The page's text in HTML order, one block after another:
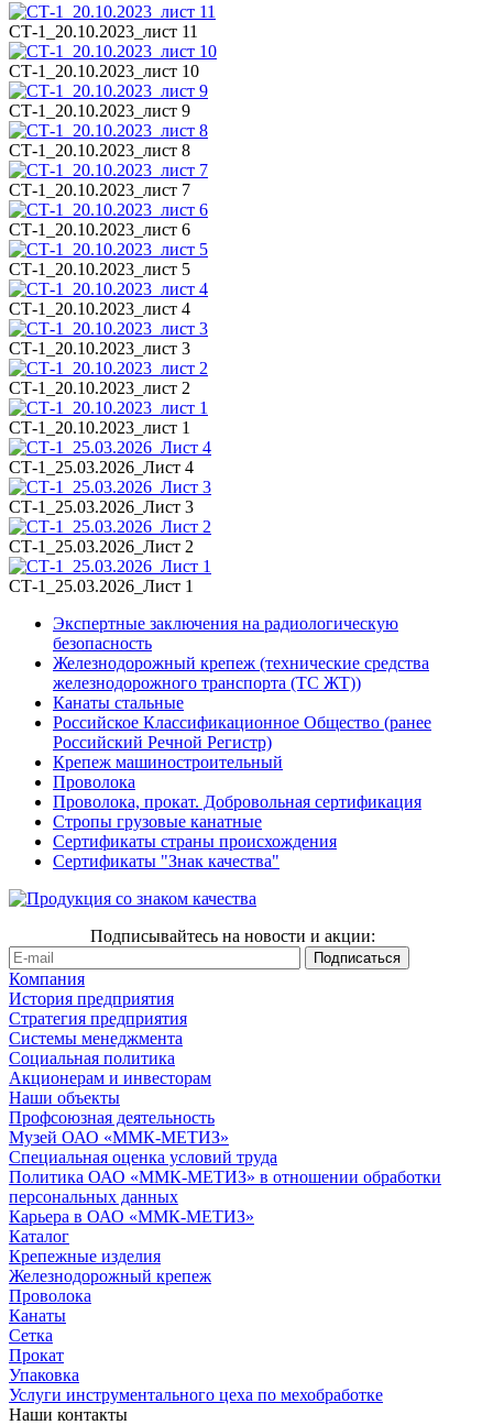
СТ-1_20.10.2023_лист 11
СТ-1_20.10.2023_лист 10
СТ-1_20.10.2023_лист 9
СТ-1_20.10.2023_лист 8
СТ-1_20.10.2023_лист 7
СТ-1_20.10.2023_лист 6
СТ-1_20.10.2023_лист 5
СТ-1_20.10.2023_лист 4
СТ-1_20.10.2023_лист 3
СТ-1_20.10.2023_лист 2
СТ-1_20.10.2023_лист 1
СТ-1_25.03.2026_Лист 4
СТ-1_25.03.2026_Лист 3
СТ-1_25.03.2026_Лист 2
СТ-1_25.03.2026_Лист 1
Экспертные заключения на радиологическую
безопасность
Железнодорожный крепеж (технические средства
железнодорожного транспорта (ТС ЖТ))
Канаты стальные
Российское Классификационное Общество (ранее
Российский Речной Регистр)
Крепеж машиностроительный
Проволока
Проволока, прокат. Добровольная сертификация
Стропы грузовые канатные
Сертификаты страны происхождения
Сертификаты "Знак качества"
Подписывайтесь на новости и акции:
Компания
История предприятия
Стратегия предприятия
Системы менеджмента
Социальная политика
Акционерам и инвесторам
Наши объекты
Профсоюзная деятельность
Музей ОАО «ММК-МЕТИЗ»
Специальная оценка условий труда
Политика ОАО «ММК-МЕТИЗ» в отношении обработки
персональных данных
Карьера в ОАО «ММК-МЕТИЗ»
Каталог
Крепежные изделия
Железнодорожный крепеж
Проволока
Канаты
Сетка
Прокат
Упаковка
Услуги инструментального цеха по мехобработке
Наши контакты